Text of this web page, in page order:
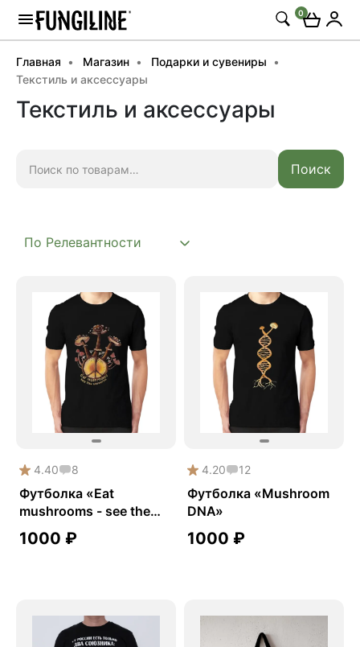
0
Главная Магазин
Подарки и сувениры
Текстиль и аксессуары
Текстиль и аксессуары
Поиск
4.40 8
Футболка «Eat
mushrooms - see the
universe»
1000 ₽
4.20 12
Футболка «Mushroom
DNA»
1000 ₽